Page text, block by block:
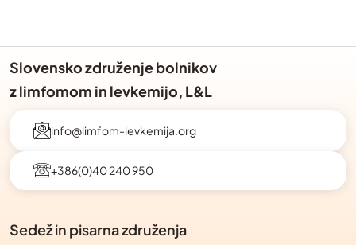
Slovensko združenje bolnikov
z limfomom in levkemijo, L&L
info@limfom-levkemija.org
+386(0)40 240 950
Sedež in pisarna združenja